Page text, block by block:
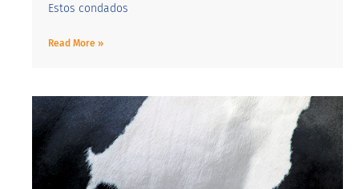
Estos condados
Read More »